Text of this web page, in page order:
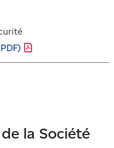
la Société